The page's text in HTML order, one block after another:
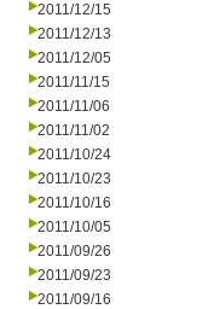
2011/12/15
2011/12/13
2011/12/05
2011/11/15
2011/11/06
2011/11/02
2011/10/24
2011/10/23
2011/10/16
2011/10/05
2011/09/26
2011/09/23
2011/09/16